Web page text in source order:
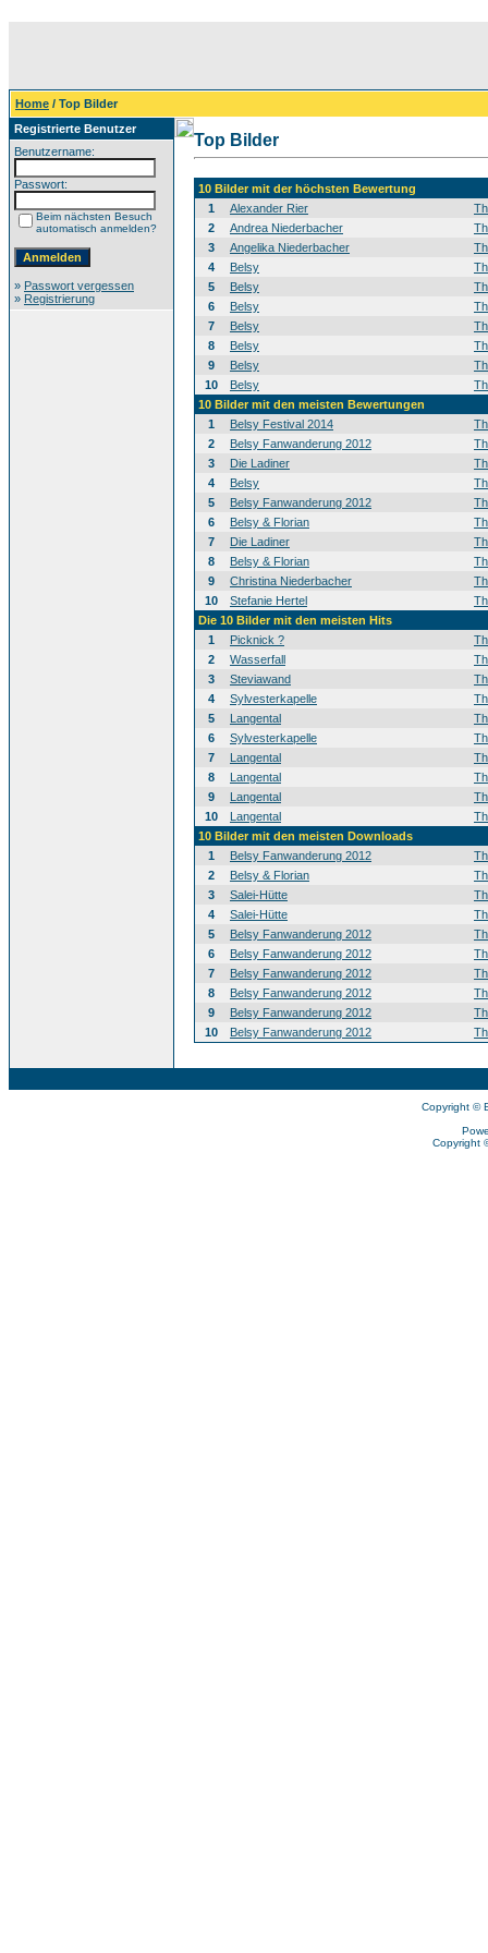
Home / Top Bilder
Registrierte Benutzer
Benutzername:
Passwort:
Beim nächsten Besuch
automatisch anmelden?
» Passwort vergessen
» Registrierung
Top Bilder
10 Bilder mit der höchsten Bewertung
1
Alexander Rier
2
Andrea Niederbacher
3
Angelika Niederbacher
4
Belsy
5
Belsy
6
Belsy
7
Belsy
8
Belsy
9
Belsy
10
Belsy
10 Bilder mit den meisten Bewertungen
1
Belsy Festival 2014
2
Belsy Fanwanderung 2012
3
Die Ladiner
4
Belsy
5
Belsy Fanwanderung 2012
6
Belsy & Florian
7
Die Ladiner
8
Belsy & Florian
9
Christina Niederbacher
10
Stefanie Hertel
Die 10 Bilder mit den meisten Hits
1
Picknick ?
2
Wasserfall
3
Steviawand
4
Sylvesterkapelle
5
Langental
6
Sylvesterkapelle
7
Langental
8
Langental
9
Langental
10
Langental
10 Bilder mit den meisten Downloads
1
Belsy Fanwanderung 2012
2
Belsy & Florian
3
Salei-Hütte
4
Salei-Hütte
5
Belsy Fanwanderung 2012
6
Belsy Fanwanderung 2012
7
Belsy Fanwanderung 2012
8
Belsy Fanwanderung 2012
9
Belsy Fanwanderung 2012
10
Belsy Fanwanderung 2012
Copyright ©
Copyright